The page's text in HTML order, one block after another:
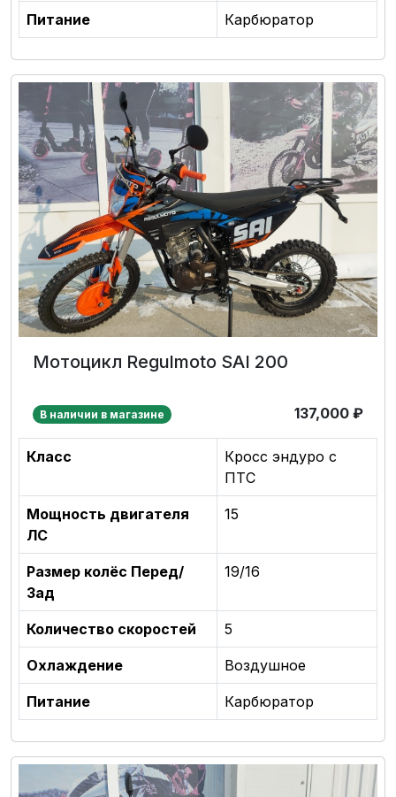
Питание Карбюратор
Мотоцикл Regulmoto SAI 200
В наличии в магазине 137,000 ₽
Класс
Кросс эндуро с
ПТС
Мощность двигателя
ЛС
15
Размер колёс Перед/
Зад
19/16
Количество скоростей 5
Охлаждение Воздушное
Питание Карбюратор